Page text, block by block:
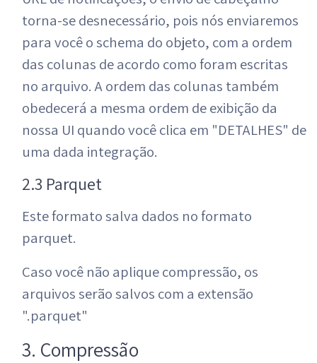
torna-se desnecessário, pois nós enviaremos
para você o schema do objeto, com a ordem
das colunas de acordo como foram escritas
no arquivo. A ordem das colunas também
obedecerá a mesma ordem de exibição da
nossa UI quando você clica em "DETALHES" de
uma dada integração.
2.3 Parquet
Este formato salva dados no formato
parquet.
Caso você não aplique compressão, os
arquivos serão salvos com a extensão
".parquet"
3. Compressão